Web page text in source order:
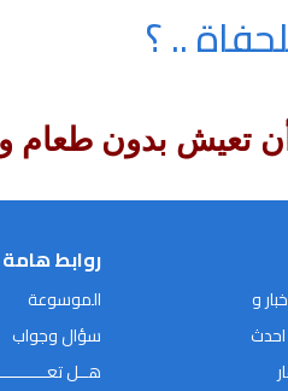
.. ؟
أن تعيش بدون
و
روابط هامة
الموسوعة
سؤال وجواب
هــل